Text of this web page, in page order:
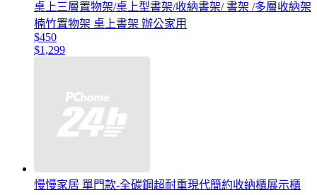
桌上三層置物架/桌上型書架/收納書架/ 書架 /多層收納架
楠竹置物架 桌上書架 辦公家用
$450
$1,299
慢慢家居 單門款-全碳鋼超耐重現代簡約收納櫃展示櫃